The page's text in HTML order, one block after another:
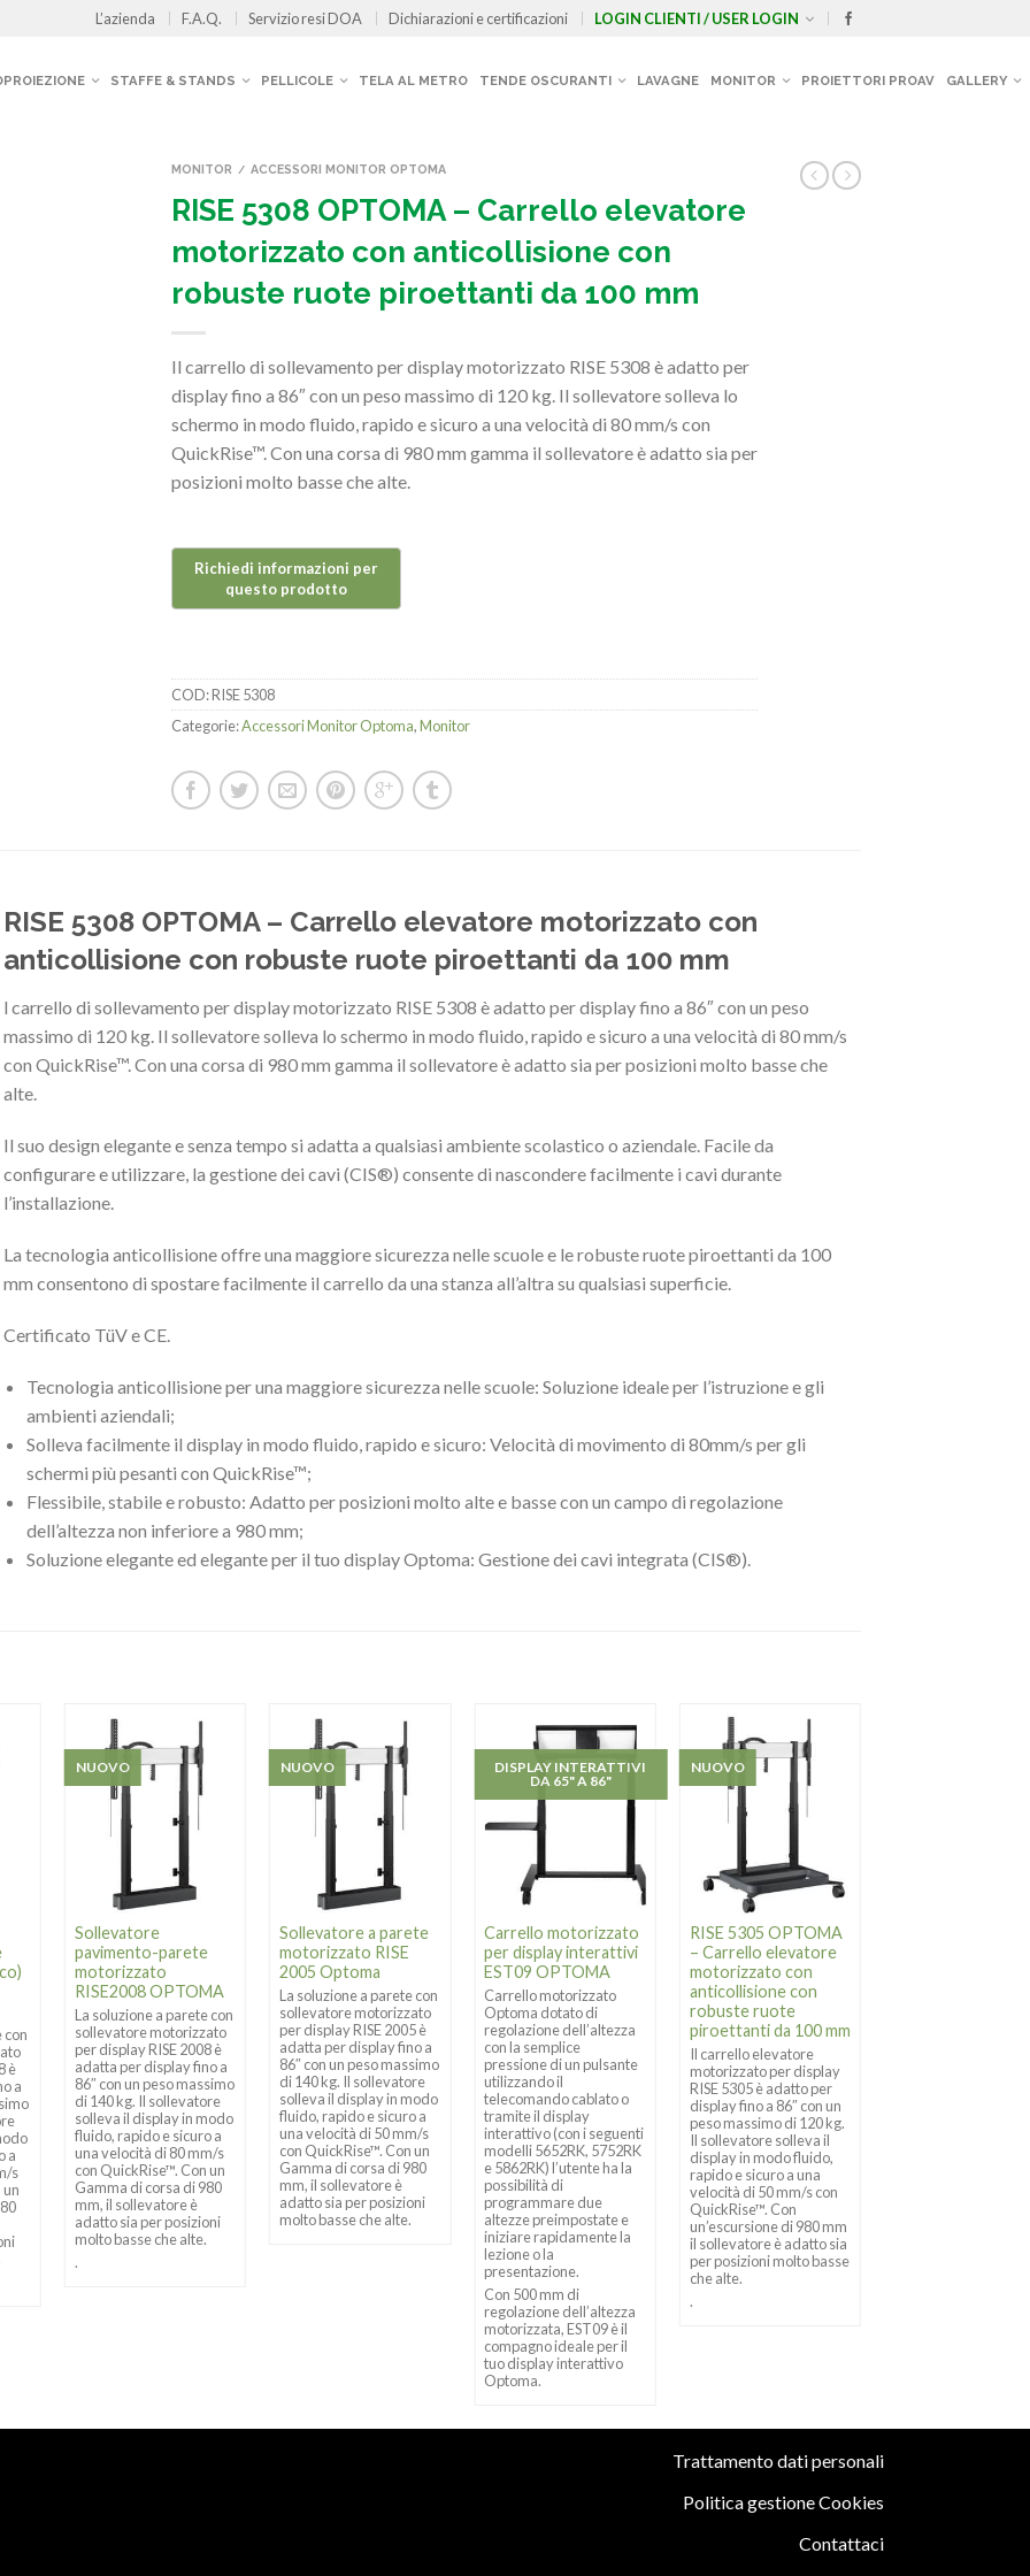
L’azienda F.A.Q. Servizio resi DOA Dichiarazioni e certificazioni LOGIN CLIENTI / USER LOGIN
STAFFE & STANDS PELLICOLE TELA AL METRO TENDE OSCURANTI LAVAGNE MONITOR PROIETTORI PROAV GALLERY
MONITOR / ACCESSORI MONITOR OPTOMA
RISE 5308 OPTOMA – Carrello elevatore
motorizzato con anticollisione con
robuste ruote piroettanti da 100 mm
Il carrello di sollevamento per display motorizzato RISE 5308 è adatto per
display fino a 86″ con un peso massimo di 120 kg. Il sollevatore solleva lo
schermo in modo fluido, rapido e sicuro a una velocità di 80 mm/s con
QuickRise™. Con una corsa di 980 mm gamma il sollevatore è adatto sia per
posizioni molto basse che alte.
COD:RISE 5308
Categorie:Accessori Monitor Optoma,Monitor
RISE 5308 OPTOMA – Carrello elevatore motorizzato con
anticollisione con robuste ruote piroettanti da 100 mm
l carrello di sollevamento per display motorizzato RISE 5308 è adatto per display fino a 86″ con un peso
massimo di 120 kg. Il sollevatore solleva lo schermo in modo fluido, rapido e sicuro a una velocità di 80 mm/s
con QuickRise™. Con una corsa di 980 mm gamma il sollevatore è adatto sia per posizioni molto basse che
alte.
Il suo design elegante e senza tempo si adatta a qualsiasi ambiente scolastico o aziendale. Facile da
configurare e utilizzare, la gestione dei cavi (CIS®) consente di nascondere facilmente i cavi durante
l’installazione.
La tecnologia anticollisione offre una maggiore sicurezza nelle scuole e le robuste ruote piroettanti da 100
mm consentono di spostare facilmente il carrello da una stanza all’altra su qualsiasi superficie.
Certificato TüV e CE.
Tecnologia anticollisione per una maggiore sicurezza nelle scuole: Soluzione ideale per l’istruzione e gli
ambienti aziendali;
Solleva facilmente il display in modo fluido, rapido e sicuro: Velocità di movimento di 80mm/s per gli
schermi più pesanti con QuickRise™;
Flessibile, stabile e robusto: Adatto per posizioni molto alte e basse con un campo di regolazione
dell’altezza non inferiore a 980 mm;
Soluzione elegante ed elegante per il tuo display Optoma: Gestione dei cavi integrata (CIS®).
con
è
a
a
s
un
Sollevatore
pavimento-parete
motorizzato
RISE2008 OPTOMA
La soluzione a parete con
sollevatore motorizzato
per display RISE 2008 è
adatta per display fino a
86″ con un peso massimo
di 140 kg. Il sollevatore
solleva il display in modo
fluido, rapido e sicuro a
una velocità di 80 mm/s
con QuickRise™. Con un
Gamma di corsa di 980
mm, il sollevatore è
adatto sia per posizioni
molto basse che alte.
.
NUOVO
Sollevatore a parete
motorizzato RISE
2005 Optoma
La soluzione a parete con
sollevatore motorizzato
per display RISE 2005 è
adatta per display fino a
86″ con un peso massimo
di 140 kg. Il sollevatore
solleva il display in modo
fluido, rapido e sicuro a
una velocità di 50 mm/s
con QuickRise™. Con un
Gamma di corsa di 980
mm, il sollevatore è
adatto sia per posizioni
molto basse che alte.
NUOVO
Carrello motorizzato
per display interattivi
EST09 OPTOMA
Carrello motorizzato
Optoma dotato di
regolazione dell’altezza
con la semplice
pressione di un pulsante
utilizzando il
telecomando cablato o
tramite il display
interattivo (con i seguenti
modelli 5652RK, 5752RK
e 5862RK) l’utente ha la
possibilità di
programmare due
altezze preimpostate e
iniziare rapidamente la
lezione o la
presentazione.
Con 500 mm di
regolazione dell’altezza
motorizzata, EST09 è il
compagno ideale per il
tuo display interattivo
Optoma.
DISPLAY INTERATTIVI
DA 65" A 86"
RISE 5305 OPTOMA
– Carrello elevatore
motorizzato con
anticollisione con
robuste ruote
piroettanti da 100 mm
Il carrello elevatore
motorizzato per display
RISE 5305 è adatto per
display fino a 86″ con un
peso massimo di 120 kg.
Il sollevatore solleva il
display in modo fluido,
rapido e sicuro a una
velocità di 50 mm/s con
QuickRise™. Con
un’escursione di 980 mm
il sollevatore è adatto sia
per posizioni molto basse
che alte.
.
NUOVO
Trattamento dati personali
Politica gestione Cookies
Contattaci